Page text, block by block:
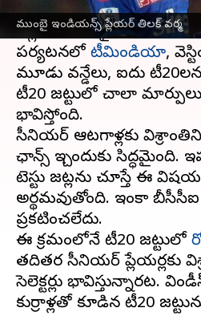
ముంబై ఇండియన్స్ ప్లేయర్ తిలక్ వర్మ
వచ్చే నెలలో భారత జట్టు
వెళ్లనుంది. జులై 12
పర్యటనలో టీమిండియా,
మూడు వన్డేలు, ఐదు
టీ20 జట్టులో చాలా
భావిస్తోంది.
సీనియర్ ఆటగాళ్లకు
ఛాన్స్ ఇచ్చేందుకు సిద్ధమైంది.
టెస్టు జట్లను చూస్తే ఈ
అర్థమవుతోంది. ఇంకా బీసీసీఐ
ప్రకటించలేదు.
ఈ క్రమంలోనే టీ20 జట్టులో
తదితర సీనియర్ ప్లేయర్లకు
సెలెక్టర్లు భావిస్తున్నారట.
కుర్రాళ్లతో కూడిన టీ20 జట్టును